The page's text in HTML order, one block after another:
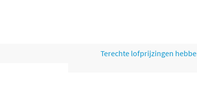
Terechte lofprijzingen